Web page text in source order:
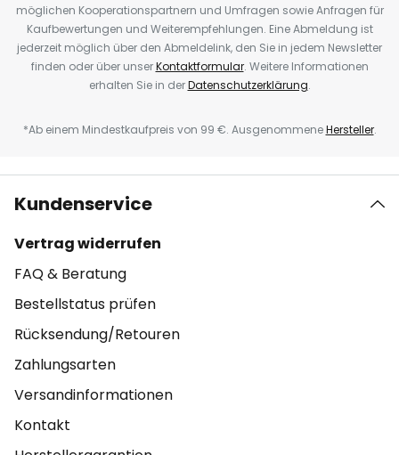
möglichen Kooperationspartnern und Umfragen sowie Anfragen für
Kaufbewertungen und Weiterempfehlungen. Eine Abmeldung ist
jederzeit möglich über den Abmeldelink, den Sie in jedem Newsletter
finden oder über unserKontaktformular. Weitere Informationen
erhalten Sie in derDatenschutzerklärung.
*Ab einem Mindestkaufpreis von 99 €. AusgenommeneHersteller.
Kundenservice
Vertrag widerrufen
FAQ & Beratung
Bestellstatus prüfen
Rücksendung/Retouren
Zahlungsarten
Versandinformationen
Kontakt